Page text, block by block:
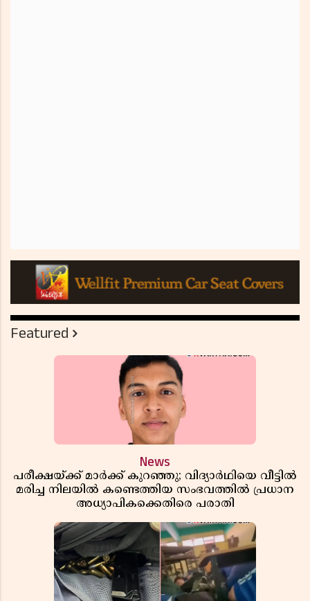
Featured
News
പരീക്ഷയ്ക്ക് മാർക്ക് കുറഞ്ഞു; വിദ്യാർഥിയെ വീട്ടിൽ
മരിച്ച നിലയിൽ കണ്ടെത്തിയ സംഭവത്തിൽ പ്രധാന
അധ്യാപികക്കെതിരെ പരാതി